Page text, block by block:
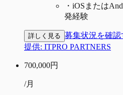
・ iOSまたは
発経験
詳しく見る 募集状況を確認
提供: ITPRO PARTNERS
700,000円
/月